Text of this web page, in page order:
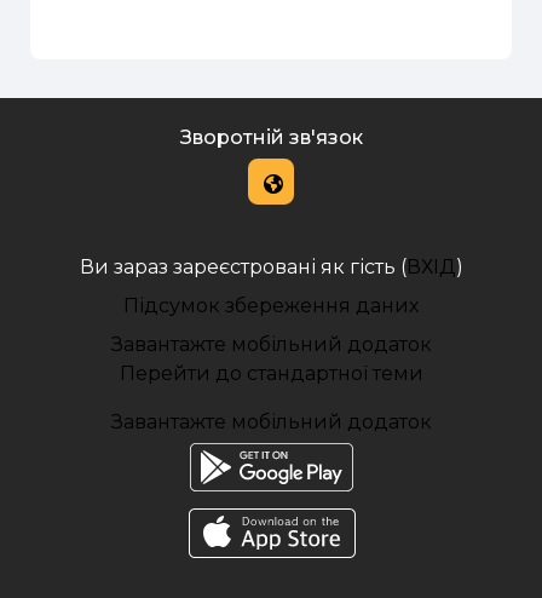
Зворотній зв'язок
Ви зараз зареєстровані як гість (ВХІД )
Підсумок збереження даних
Завантажте мобільний додаток
Перейти до стандартної теми
Завантажте мобільний додаток